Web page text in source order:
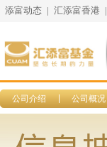
添富动态 | 汇添富香港 |
公司介绍 公司概况